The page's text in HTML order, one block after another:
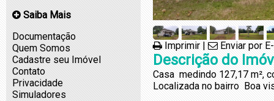
Saiba Mais
Documentação
Quem Somos
Cadastre seu Imóvel
Contato
Privacidade
Simuladores
Imprimir Enviar por
Descrição do
Casa medindo 127,17 m²,
Localizada no bairro Boa